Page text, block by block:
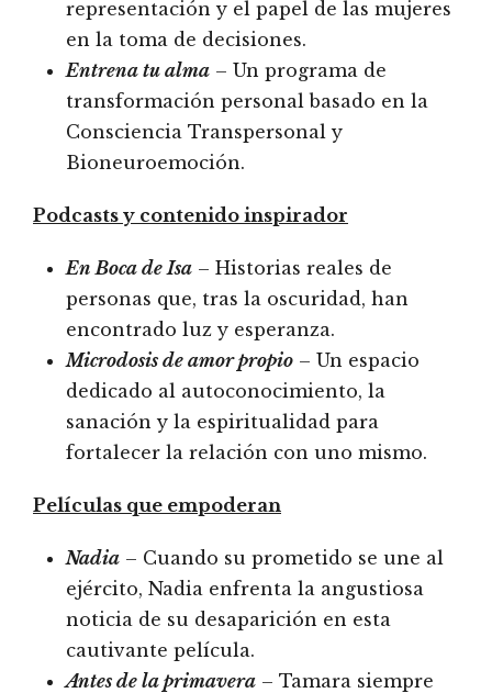
representación y el papel de las mujeres
en la toma de decisiones.
Entrena tu alma – Un programa de
transformación personal basado en la
Consciencia Transpersonal y
Bioneuroemoción.
Podcasts y contenido inspirador
En Boca de Isa – Historias reales de
personas que, tras la oscuridad, han
encontrado luz y esperanza.
Microdosis de amor propio – Un espacio
dedicado al autoconocimiento, la
sanación y la espiritualidad para
fortalecer la relación con uno mismo.
Películas que empoderan
Nadia – Cuando su prometido se une al
ejército, Nadia enfrenta la angustiosa
noticia de su desaparición en esta
cautivante película.
Antes de la primavera – Tamara siempre